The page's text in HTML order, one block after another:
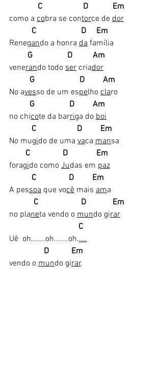
             C                    D            Em
como a cobra se contorce de dor
          C                      D     Em
Renegando a honra da família
G                 D          Am
venerando todo ser criador
         G                      D         Am
No avesso de um espelho claro
         G                 D         Am
no chicote da barriga do boi
C                    D         Em
No mugido de uma vaca mansa
C                D              Em
foragido como Judas em paz
          C                D         Em
A pessoa que você mais ama
           C                     D             Em
no planeta vendo o mundo girar
                                 C
Uê  oh.......oh.......oh.....
                D           Em
vendo o mundo girar.